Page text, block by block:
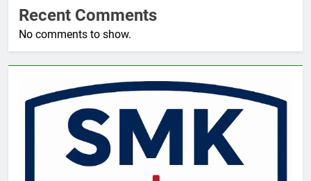
Recent Comments
No comments to show.